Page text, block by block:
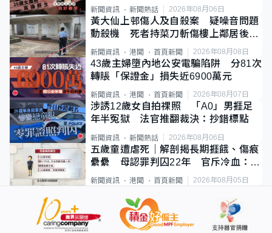
新聞資訊 新聞熱話 2026年08月06日
黃大仙上邨傷人及自殺案 疑噪音問題
動殺機 死者持菜刀斬傷樓上鄰居後墮
斃
新聞資訊 港聞 首頁新聞 2026年08月08日
43歲主婦墮內地公安電騙陷阱 分81次
轉賬「保證金」損失近6900萬元
新聞資訊 港聞 首頁新聞 2026年08月07日
涉誘12歲女自拍祼照 「A0」男捱足
年半冤獄 法官推翻裁決：抄錯標點
新聞資訊 新聞熱話 2026年08月06日
五歲童遭虐死｜解剖揭長期捱餓、傷痕
纍纍 母認罪判囚22年 官斥冷血：同
類案最惡劣
新聞資訊 港聞 首頁新聞 2026年08月05日